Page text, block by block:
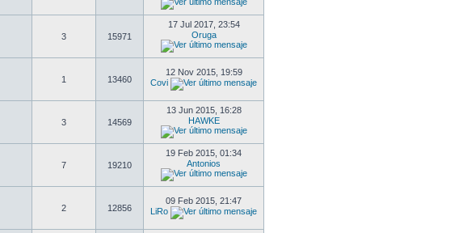
3 15971
17 Jul 2017, 23:54
Oruga
1 13460
12 Nov 2015, 19:59
Covi
3 14569
13 Jun 2015, 16:28
HAWKE
7 19210
19 Feb 2015, 01:34
Antonios
2 12856
09 Feb 2015, 21:47
LiRo